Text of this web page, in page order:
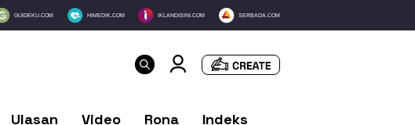
GUIDEKU.COM HIMEDIK.COM IKLANDISINI.COM SERBADA.COM
Ulasan Video Rona Indeks